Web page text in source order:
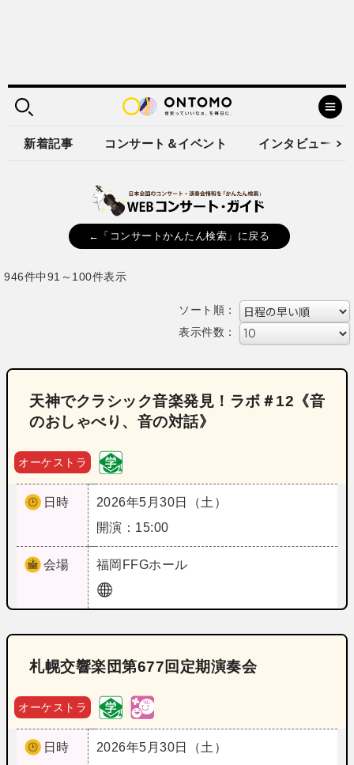
新着記事 コンサート＆イベント インタビュー
←「コンサートかんたん検索」に戻る
946件中91～100件表示
ソート順：
表示件数：
天神でクラシック音楽発見！ラボ＃12《音
のおしゃべり、音の対話》
オーケストラ
日時
2026年5月30日（土）
開演：15:00
会場 福岡 FFGホール
札幌交響楽団第677回定期演奏会
オーケストラ
日時
2026年5月30日（土）